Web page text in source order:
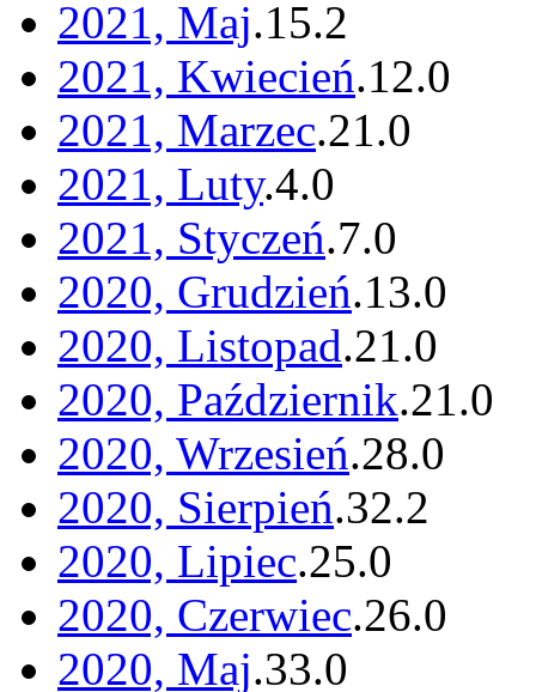
2021, Maj.15.2
2021, Kwiecień.12.0
2021, Marzec.21.0
2021, Luty.4.0
2021, Styczeń.7.0
2020, Grudzień.13.0
2020, Listopad.21.0
2020, Październik.21.0
2020, Wrzesień.28.0
2020, Sierpień.32.2
2020, Lipiec.25.0
2020, Czerwiec.26.0
2020, Maj.33.0